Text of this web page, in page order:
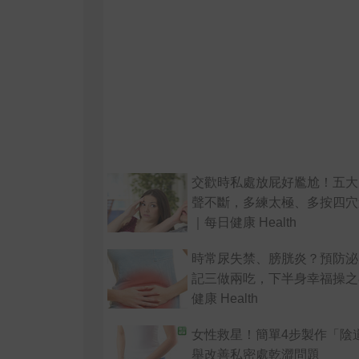
交歡時私處放屁好尷尬！五
聲不斷，多練太極、多按四
｜每日健康 Health
時常尿失禁、膀胱炎？預防
記三做兩吃，下半身幸福操
健康 Health
女性救星！簡單4步製作「陰
舉改善私密處乾澀問題